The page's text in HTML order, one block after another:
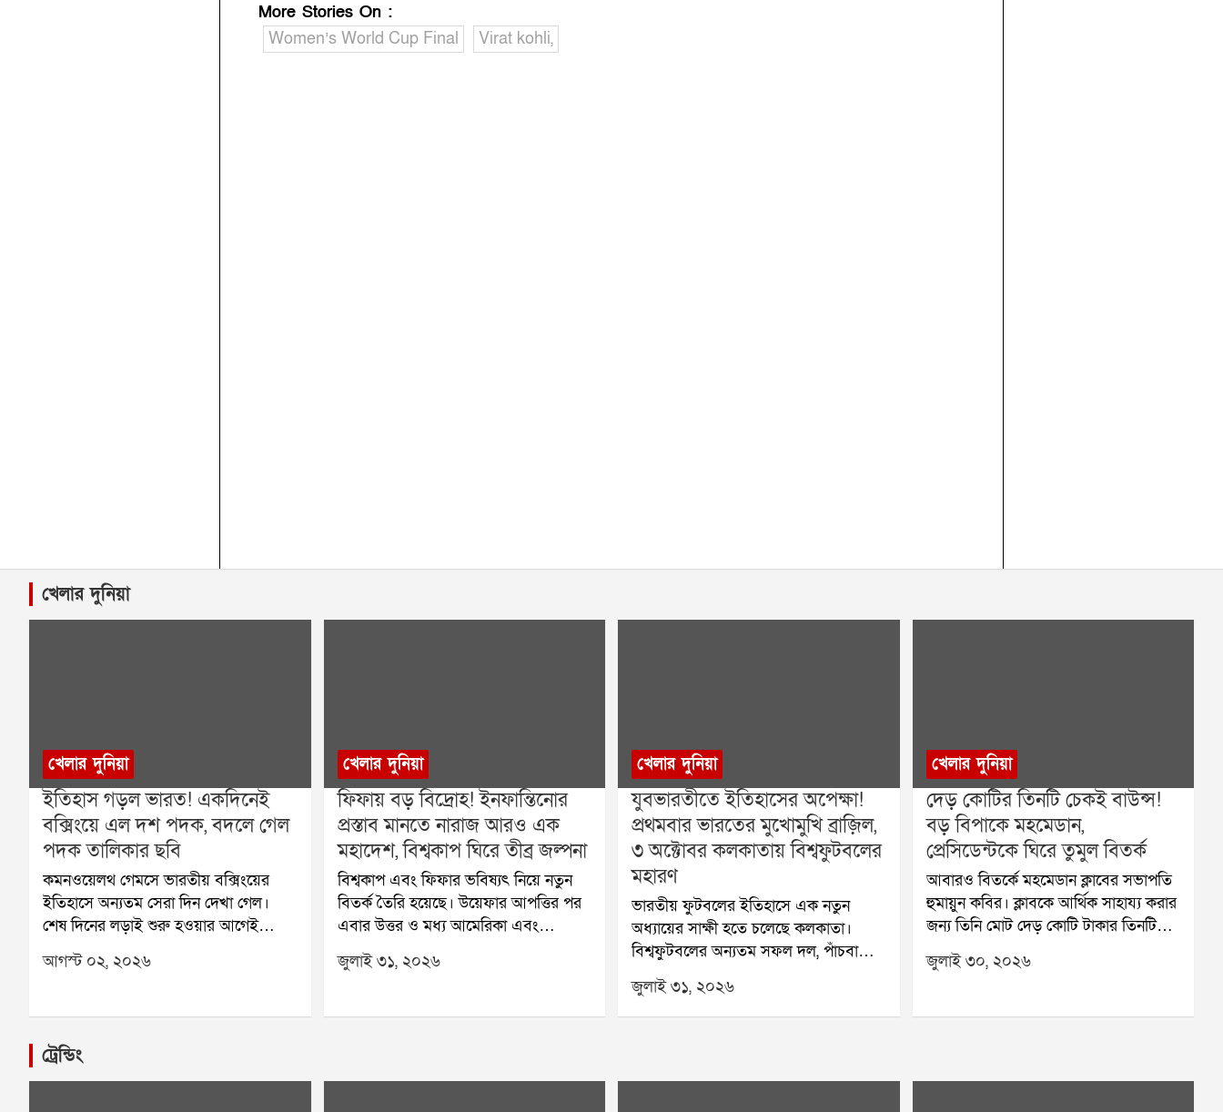
More Stories On :
Women’s World Cup Final
Virat kohli,
খেলার দুনিয়া
খেলার দুনিয়া
ইতিহাস গড়ল ভারত! একদিনেই
বক্সিংয়ে এল দশ পদক, বদলে গেল
পদক তালিকার ছবি
কমনওয়েলথ গেমসে ভারতীয় বক্সিংয়ের
ইতিহাসে অন্যতম সেরা দিন দেখা গেল।
শেষ দিনের লড়াই শুরু হওয়ার আগেই
নিশ্চিত হয়ে গিয়েছিল, এবার একসঙ্গে দশটি
পদক জিততে চলেছেন ভারতের বক্সাররা।
কখনও বক্সিংয়ে এত বেশি পদক জিততে
পারেনি। তাই শুরু থেকেই এই সাফল্য
ইতিহাসের পাতায় জায়গা করে নেয়।শেষ
পর্যন্ত ভারতের ঝুলিতে আসে মোট দশটি
আগস্ট ০২, ২০২৬
খেলার দুনিয়া
ফিফায় বড় বিদ্রোহ! ইনফান্তিনোর
প্রস্তাব মানতে নারাজ আরও এক
মহাদেশ, বিশ্বকাপ ঘিরে তীব্র জল্পনা
বিশ্বকাপ এবং ফিফার ভবিষ্যৎ নিয়ে নতুন
বিতর্ক তৈরি হয়েছে। উয়েফার আপত্তির পর
এবার উত্তর ও মধ্য আমেরিকা এবং
ক্যারিবিয়ান অঞ্চলের ফুটবল সংস্থা
কনকাকাফও ফিফা সভাপতি জিয়ান্নি
এর ফলে ফিফার ভবিষ্যৎ পরিকল্পনা বড়
বিরোধ আরও বাড়লে ভবিষ্যতে বিশ্বকাপের
জুলাই ৩১, ২০২৬
খেলার দুনিয়া
যুবভারতীতে ইতিহাসের অপেক্ষা!
প্রথমবার ভারতের মুখোমুখি ব্রাজ়িল,
৩ অক্টোবর কলকাতায় বিশ্বফুটবলের
মহারণ
ভারতীয় ফুটবলের ইতিহাসে এক নতুন
অধ্যায়ের সাক্ষী হতে চলেছে কলকাতা।
বিশ্বফুটবলের অন্যতম সফল দল, পাঁচবারের
বিশ্বকাপজয়ী ব্রাজ়িল প্রথমবারের মতো
ভারতের বিরুদ্ধে প্রদর্শনী ম্যাচ খেলতে
আসছে। আগামী ৩ অক্টোবর কলকাতার
যৌথভাবে এই ঐতিহাসিক ম্যাচের ঘোষণা
জুলাই ৩১, ২০২৬
খেলার দুনিয়া
দেড় কোটির তিনটি চেকই বাউন্স!
বড় বিপাকে মহমেডান,
প্রেসিডেন্টকে ঘিরে তুমুল বিতর্ক
আবারও বিতর্কে মহমেডান ক্লাবের সভাপতি
হুমায়ুন কবির। ক্লাবকে আর্থিক সাহায্য করার
জন্য তিনি মোট দেড় কোটি টাকার তিনটি
চেক দিয়েছিলেন। কিন্তু সেই তিনটি চেকই
বাউন্স করেছে বলে অভিযোগ। এই ঘটনায়
নতুন করে উদ্বেগ তৈরি হয়েছে।ক্লাব সূত্রে
দেওয়া হয়েছিল। কিন্তু ব্যাঙ্কে জমা দেওয়ার
জুলাই ৩০, ২০২৬
ট্রেন্ডিং